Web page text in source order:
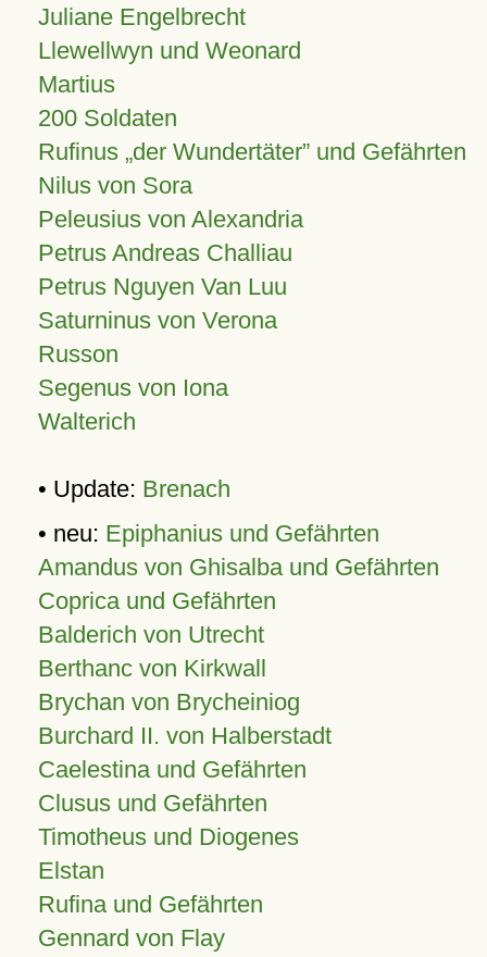
Juliane Engelbrecht
Llewellwyn und Weonard
Martius
200 Soldaten
Rufinus „der Wundertäter” und Gefährten
Nilus von Sora
Peleusius von Alexandria
Petrus Andreas Challiau
Petrus Nguyen Van Luu
Saturninus von Verona
Russon
Segenus von Iona
Walterich
• Update: Brenach
• neu: Epiphanius und Gefährten
Amandus von Ghisalba und Gefährten
Coprica und Gefährten
Balderich von Utrecht
Berthanc von Kirkwall
Brychan von Brycheiniog
Burchard II. von Halberstadt
Caelestina und Gefährten
Clusus und Gefährten
Timotheus und Diogenes
Elstan
Rufina und Gefährten
Gennard von Flay